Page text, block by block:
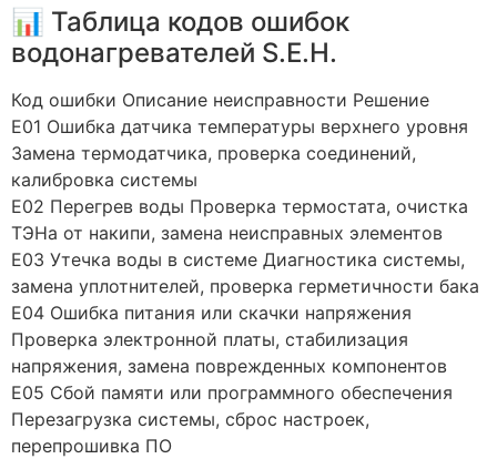
📊 Таблица кодов ошибок
водонагревателей S.E.H.
Код ошибки Описание неисправности Решение
E01 Ошибка датчика температуры верхнего уровня
Замена термодатчика, проверка соединений,
калибровка системы
E02 Перегрев воды Проверка термостата, очистка
ТЭНа от накипи, замена неисправных элементов
E03 Утечка воды в системе Диагностика системы,
замена уплотнителей, проверка герметичности бака
E04 Ошибка питания или скачки напряжения
Проверка электронной платы, стабилизация
напряжения, замена поврежденных компонентов
E05 Сбой памяти или программного обеспечения
Перезагрузка системы, сброс настроек,
перепрошивка ПО